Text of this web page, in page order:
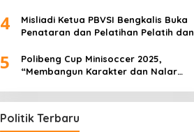
4
Misliadi Ketua PBVSI Bengkalis Buka
Penataran dan Pelatihan Pelatih dan
5
Polibeng Cup Minisoccer 2025,
“Membangun Karakter dan Nalar
Politik Terbaru